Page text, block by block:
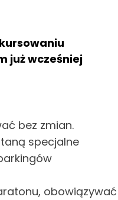
już wcześniej
bez zmian.
specjalne
obowiązywać